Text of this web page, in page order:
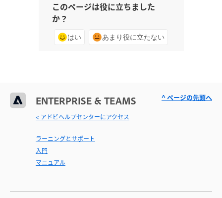
このページは役に立ちました
か？
はい あまり役に立たない
ENTERPRISE & TEAMS
< アドビヘルプセンターにアクセス
ラーニングとサポート
入門
マニュアル
^ ページの先頭へ